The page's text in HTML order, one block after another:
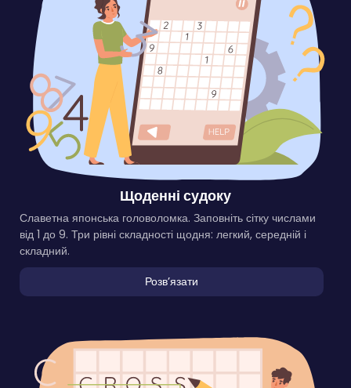
Щоденні судоку
Славетна японська головоломка. Заповніть сітку числами
від 1 до 9. Три рівні складності щодня: легкий, середній і
складний.
Розвʼязати